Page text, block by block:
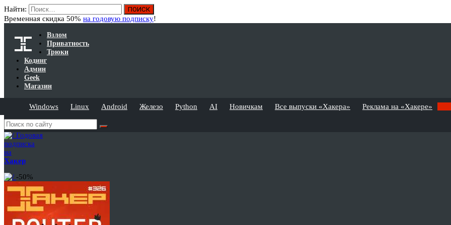
Найти:
Временная скидка 50% на годовую подписку!
Взлом
Приватность
Трюки
Кодинг
Админ
Geek
Магазин
Windows Linux Android Железо Python AI Новичкам Все выпуски «Хакера» Реклама на «Хакере»
Годовая
подписка
на
Хакер
-50%